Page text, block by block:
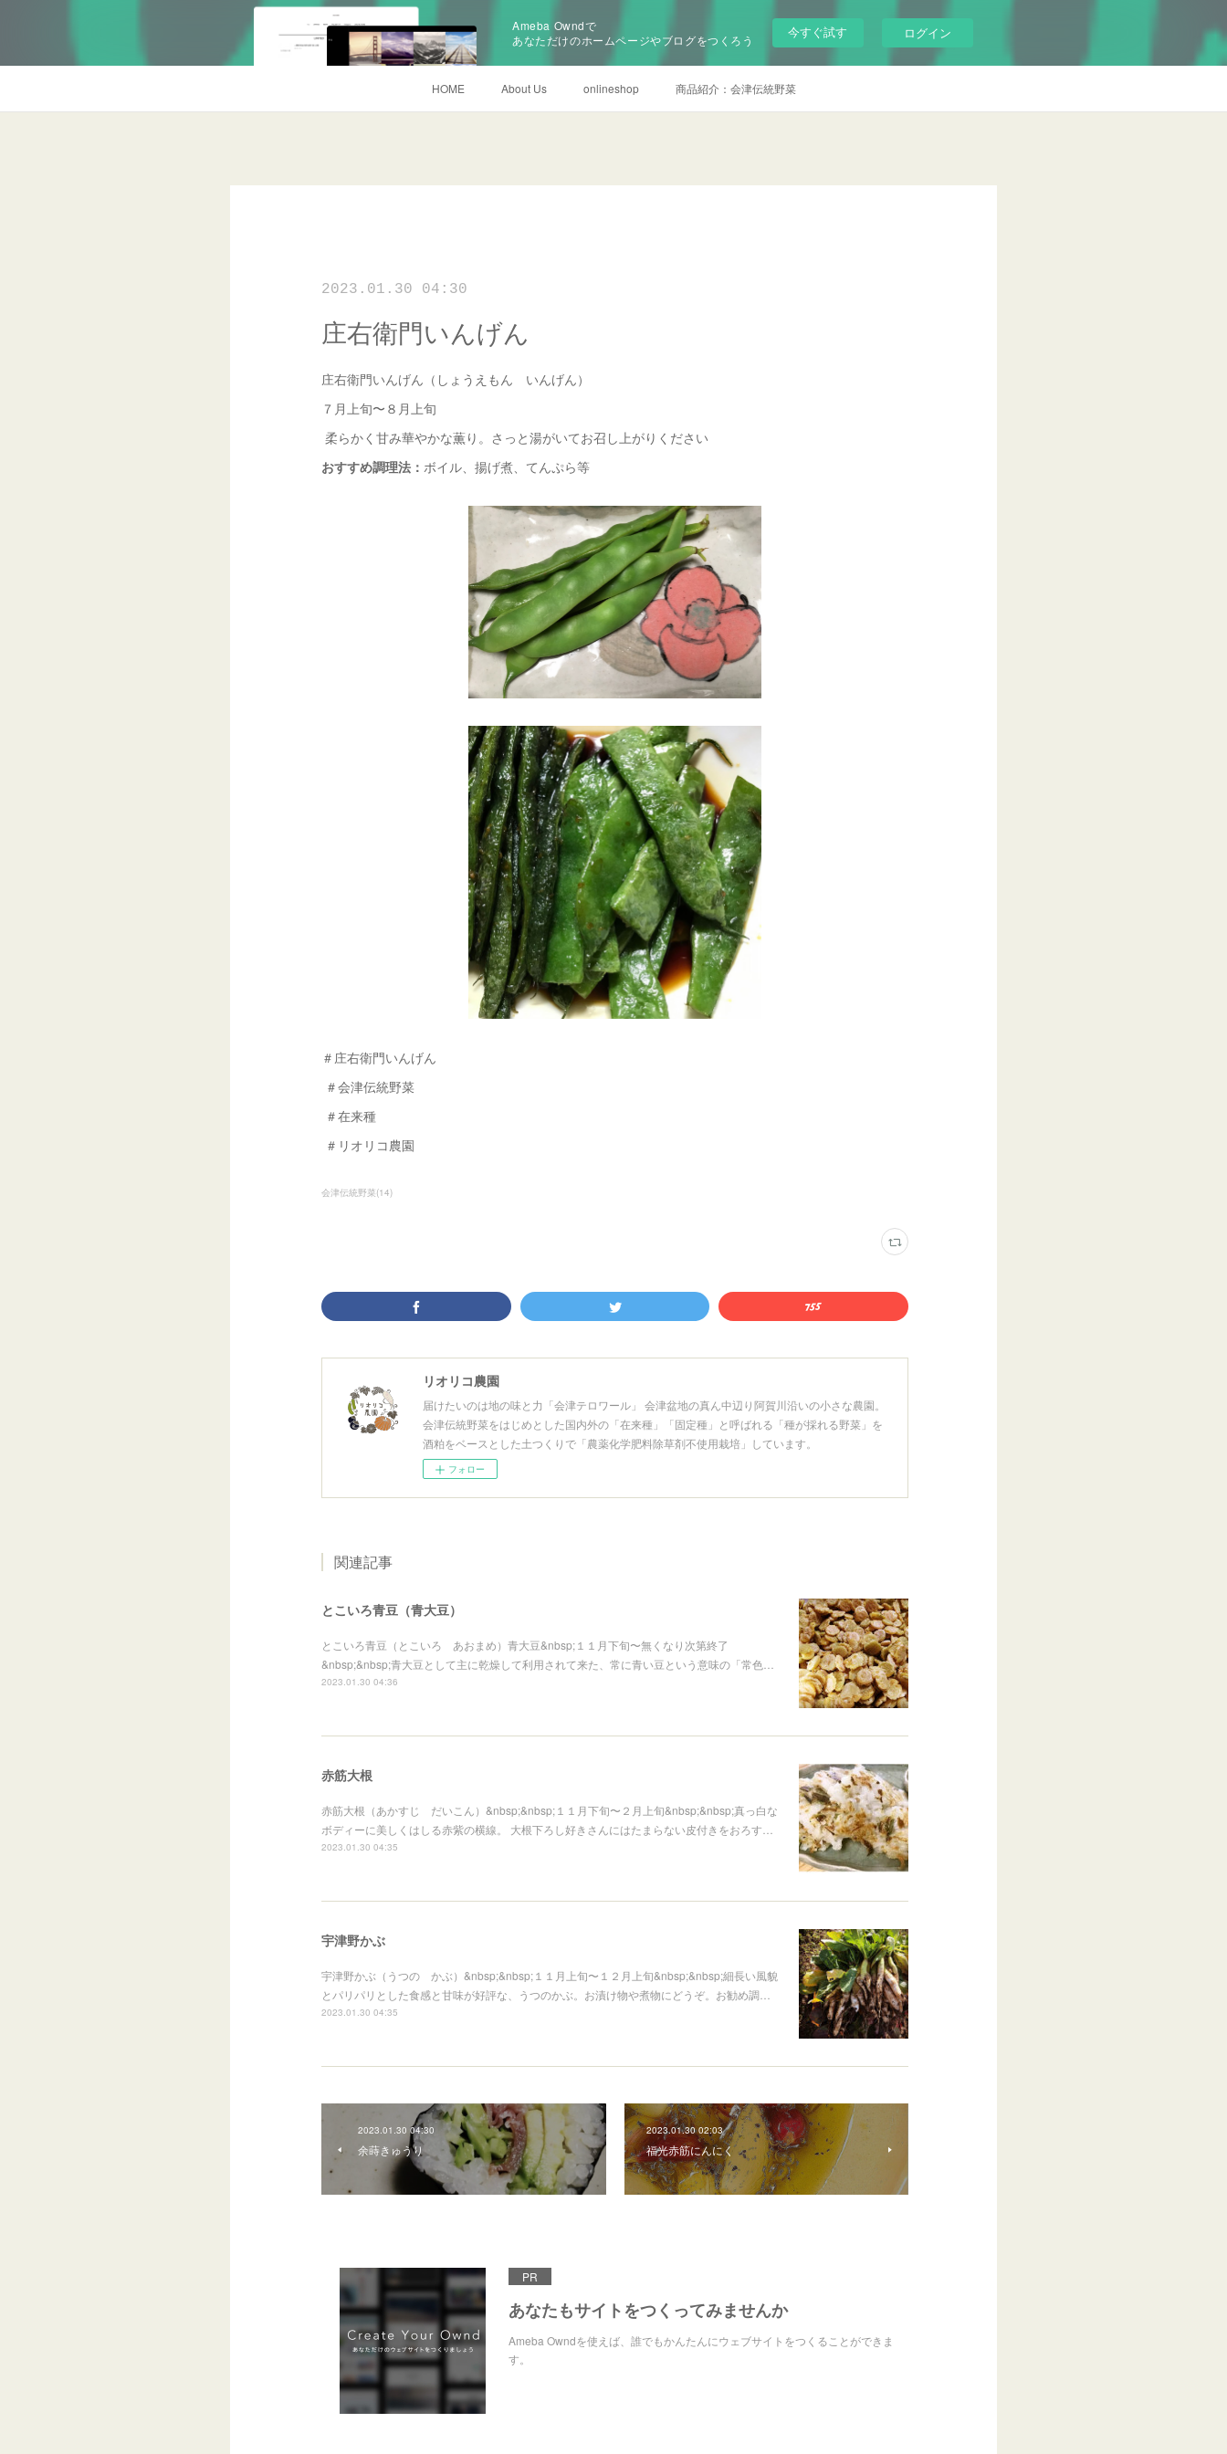
Ameba Owndで
あなただけのホームページやブログをつくろう
今すぐ試す ログイン
HOME About Us onlineshop 商品紹介：会津伝統野菜
2023.01.30 04:30
庄右衛門いんげん
庄右衛門いんげん（しょうえもん いんげん）
７月上旬〜８月上旬
柔らかく甘み華やかな薫り。さっと湯がいてお召し上がりください
おすすめ調理法： ボイル、揚げ煮、てんぷら等
＃庄右衛門いんげん
＃会津伝統野菜
＃在来種
＃リオリコ農園
会津伝統野菜(14)
リオリコ農園
届けたいのは地の味と力「会津テロワール」 会津盆地の真ん中辺り阿賀川沿いの小さな農園。
会津伝統野菜をはじめとした国内外の「在来種」「固定種」と呼ばれる「種が採れる野菜」を
酒粕をベースとした土つくりで「農薬化学肥料除草剤不使用栽培」しています。
フォロー
関連記事
とこいろ青豆（青大豆）
とこいろ青豆（とこいろ あおまめ）青大豆&nbsp;１１月下旬〜無くなり次第終了
&nbsp;&nbsp;青大豆として主に乾燥して利用されて来た、常に青い豆という意味の「常色…
2023.01.30 04:36
赤筋大根
赤筋大根（あかすじ だいこん）&nbsp;&nbsp;１１月下旬〜２月上旬&nbsp;&nbsp;真っ白な
ボディーに美しくはしる赤紫の横線。 大根下ろし好きさんにはたまらない皮付きをおろす…
2023.01.30 04:35
宇津野かぶ
宇津野かぶ（うつの かぶ）&nbsp;&nbsp;１１月上旬〜１２月上旬&nbsp;&nbsp;細長い風貌
とパリパリとした食感と甘味が好評な、うつのかぶ。お漬け物や煮物にどうぞ。お勧め調…
2023.01.30 04:35
2023.01.30 04:30
余蒔きゅうり
2023.01.30 02:03
福光赤筋にんにく
PR
あなたもサイトをつくってみませんか
Ameba Owndを使えば、誰でもかんたんにウェブサイトをつくることができま
す。